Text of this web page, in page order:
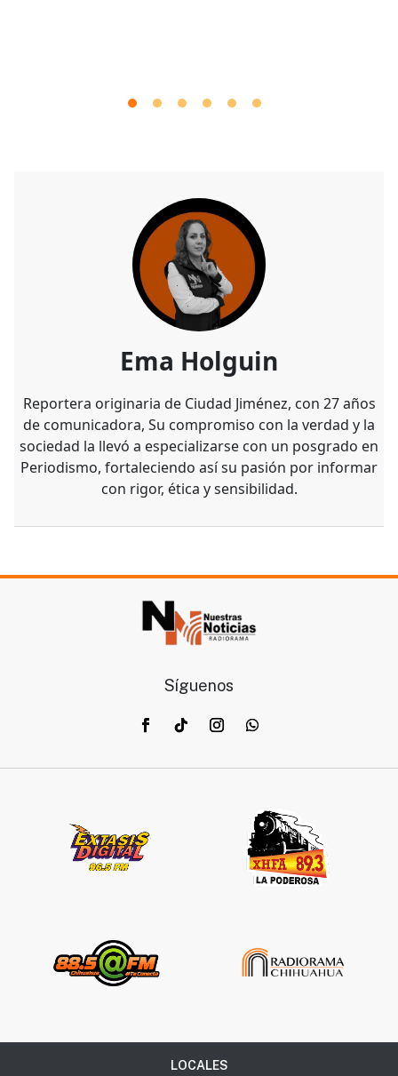
Ema Holguin
Reportera originaria de Ciudad Jiménez, con 27 años
de comunicadora, Su compromiso con la verdad y la
sociedad la llevó a especializarse con un posgrado en
Periodismo, fortaleciendo así su pasión por informar
con rigor, ética y sensibilidad.
Síguenos
LOCALES